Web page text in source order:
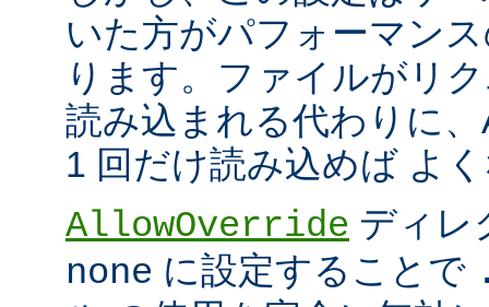
いた方がパフォーマン
ります。ファイルがリ
読み込まれる代わりに
1 回だけ読み込めば よ
AllowOverride ディレ
none に設定することで